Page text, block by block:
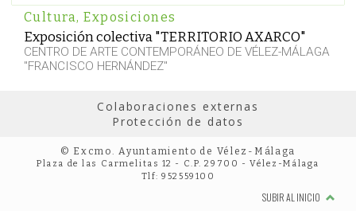
Cultura, Exposiciones
Exposición colectiva "TERRITORIO AXARCO"
CENTRO DE ARTE CONTEMPORÁNEO DE VÉLEZ-MÁLAGA
"FRANCISCO HERNÁNDEZ"
Colaboraciones externas
Protección de datos
© Excmo. Ayuntamiento de Vélez-Málaga
Plaza de las Carmelitas 12 - C.P. 29700 - Vélez-Málaga
Tlf: 952559100
SUBIR AL INICIO